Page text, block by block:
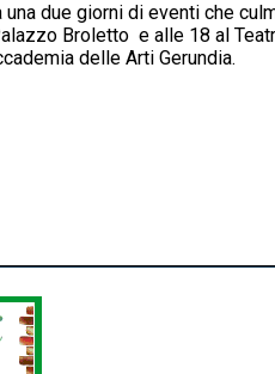
due giorni di eventi che
Broletto e alle 18 al
delle Arti Gerundia.